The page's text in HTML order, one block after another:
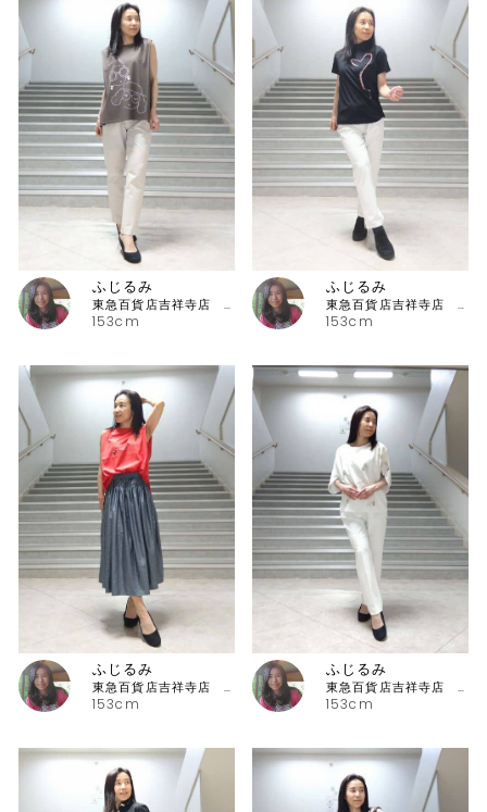
153cm
ふじるみ
東急百貨店吉祥寺店 ピッコーネ
153cm
ふじるみ
東急百貨店吉祥寺店 ピッコーネ
153cm
ふじるみ
東急百貨店吉祥寺店 ピッコーネ
153cm
ふじるみ
東急百貨店吉祥寺店 ピッコーネ